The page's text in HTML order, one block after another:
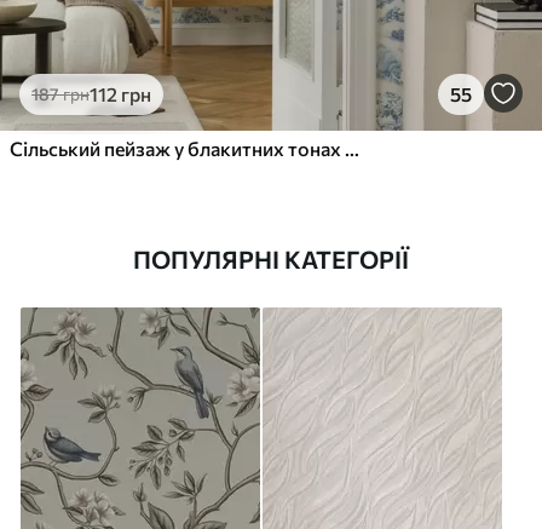
187грн112 грн 55
Сільський пейзаж у блакитних тонах з вівцями та деревами
ПОПУЛЯРНІ КАТЕГОРІЇ